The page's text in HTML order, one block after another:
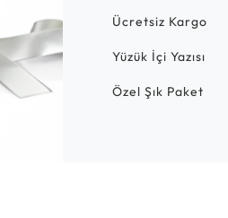
Ücretsiz Kargo
Yüzük İçi Yazısı
Özel Şık Paket